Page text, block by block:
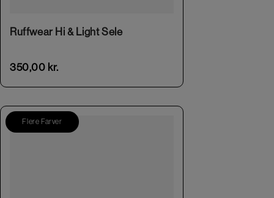
Ruffwear Hi & Light Sele
350,00 kr.
Flere Farver